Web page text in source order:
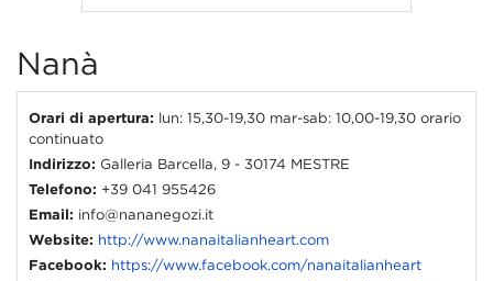
Nanà
Orari di apertura: lun: 15,30-19,30 mar-sab: 10,00-19,30 orario
continuato
Indirizzo: Galleria Barcella, 9 - 30174 MESTRE
Telefono: +39 041 955426
Email: info@nananegozi.it
Website: http://www.nanaitalianheart.com
Facebook: https://www.facebook.com/nanaitalianheart